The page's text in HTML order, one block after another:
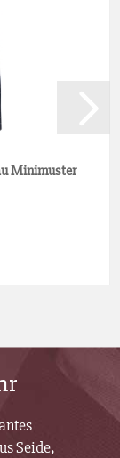
Minimuster
Seide,